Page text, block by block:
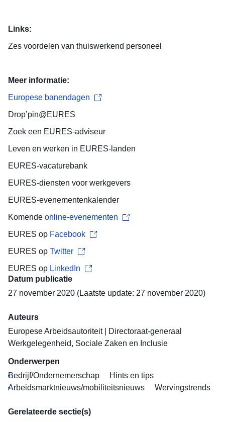
Links:
Zes voordelen van thuiswerkend personeel
Meer informatie:
Europese banendagen
Drop’pin@EURES
Zoek een EURES-adviseur
Leven en werken in EURES-landen
EURES-vacaturebank
EURES-diensten voor werkgevers
EURES-evenementenkalender
Komende online-evenementen
EURES op Facebook
EURES op Twitter
EURES op LinkedIn
Datum publicatie
27 november 2020 (Laatste update: 27 november 2020)
Auteurs
Europese Arbeidsautoriteit|
Directoraat-generaal
Werkgelegenheid, Sociale Zaken en Inclusie
Onderwerpen
Bedrijf/Ondernemerschap
Hints en tips
Arbeidsmarktnieuws/mobiliteitsnieuws
Wervingstrends
Gerelateerde sectie(s)